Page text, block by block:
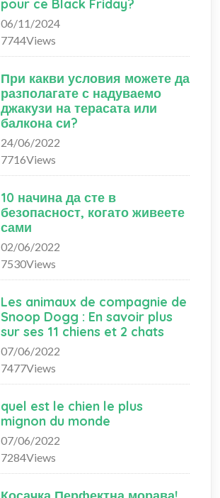
pour ce Black Friday?
06/11/2024
7744Views
При какви условия можете да
разполагате с надуваемо
джакузи на терасата или
балкона си?
24/06/2022
7716Views
10 начина да сте в
безопасност, когато живеете
сами
02/06/2022
7530Views
Les animaux de compagnie de
Snoop Dogg : En savoir plus
sur ses 11 chiens et 2 chats
07/06/2022
7477Views
quel est le chien le plus
mignon du monde
07/06/2022
7284Views